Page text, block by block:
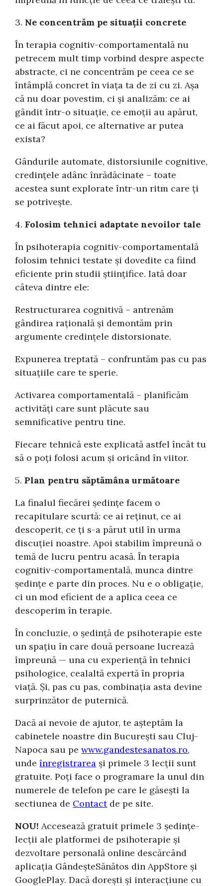
3. Ne concentrăm pe situații concrete
În terapia cognitiv-comportamentală nu
petrecem mult timp vorbind despre aspecte
abstracte, ci ne concentrăm pe ceea ce se
întâmplă concret în viața ta de zi cu zi. Așa
că nu doar povestim, ci și analizăm: ce ai
gândit într-o situație, ce emoții au apărut,
ce ai făcut apoi, ce alternative ar putea
exista?
Gândurile automate, distorsiunile cognitive,
credințele adânc înrădăcinate – toate
acestea sunt explorate într-un ritm care ți
se potrivește.
4.Folosim tehnici adaptate nevoilor tale
În psihoterapia cognitiv-comportamentală
folosim tehnici testate și dovedite ca fiind
eficiente prin studii științifice. Iată doar
câteva dintre ele:
Restructurarea cognitivă – antrenăm
gândirea rațională și demontăm prin
argumente credințele distorsionate.
Expunerea treptată – confruntăm pas cu pas
situațiile care te sperie.
Activarea comportamentală – planificăm
activități care sunt plăcute sau
semnificative pentru tine.
Fiecare tehnică este explicată astfel încât tu
să o poți folosi acum și oricând în viitor.
5.Plan pentru săptămâna următoare
La finalul fiecărei ședințe facem o
recapitulare scurtă: ce ai reținut, ce ai
descoperit, ce ți s-a părut util în urma
discuției noastre. Apoi stabilim împreună o
temă de lucru pentru acasă. În terapia
cognitiv-comportamentală, munca dintre
ședințe e parte din proces. Nu e o obligație,
ci un mod eficient de a aplica ceea ce
descoperim în terapie.
În concluzie, o ședință de psihoterapie este
un spațiu în care două persoane lucrează
împreună — una cu experiență în tehnici
psihologice, cealaltă expertă în propria
viață. Și, pas cu pas, combinația asta devine
surprinzător de puternică.
Dacă ai nevoie de ajutor, te așteptăm la
cabinetele noastre din București sau Cluj-
Napoca sau pewww.gandestesanatos.ro,
undeînregistrarea și primele 3 lecții sunt
gratuite. Poți face o programare la unul din
numerele de telefon pe care le găsești la
sectiunea de Contactde pe site.
NOU! Accesează gratuit primele 3 ședințe-
lecții ale platformei de psihoterapie și
dezvoltare personală online descărcând
aplicația GândeșteSănătos din AppStore și
GooglePlay. Dacă dorești și interacțiune cu